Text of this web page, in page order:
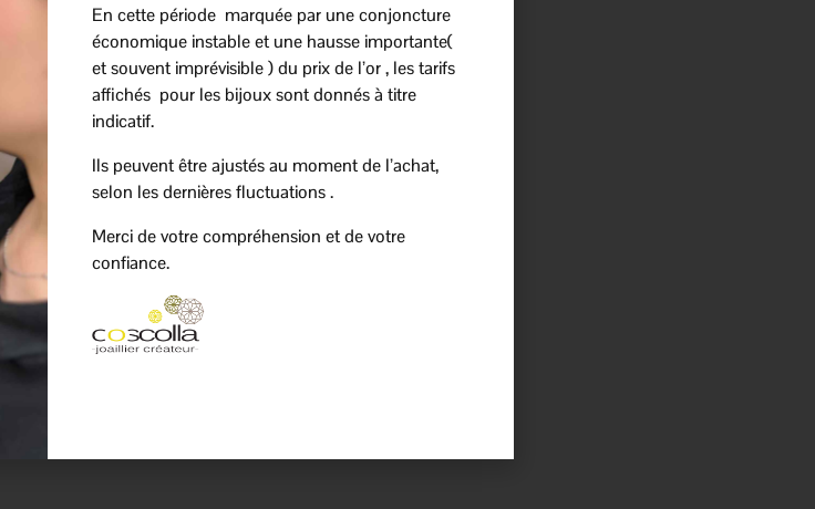
En cette période marquée par une conjoncture
économique instable et une hausse importante(
et souvent imprévisible ) du prix de l’or , les tarifs
affichés pour les bijoux sont donnés à titre
indicatif.
Ils peuvent être ajustés au moment de l’achat,
selon les dernières fluctuations .
Merci de votre compréhension et de votre
confiance.